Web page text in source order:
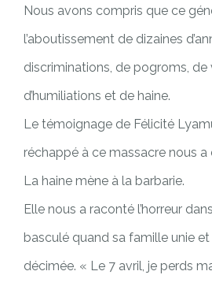
Nous avons compris que ce
l’aboutissement de dizaines
discriminations, de pogroms, de
d’humiliations et de haine.
Le témoignage de Félicité
réchappé à ce massacre nous a
La haine mène à la barbarie.
Elle nous a raconté l’horreur
basculé quand sa famille unie
décimée. « Le 7 avril, je perds